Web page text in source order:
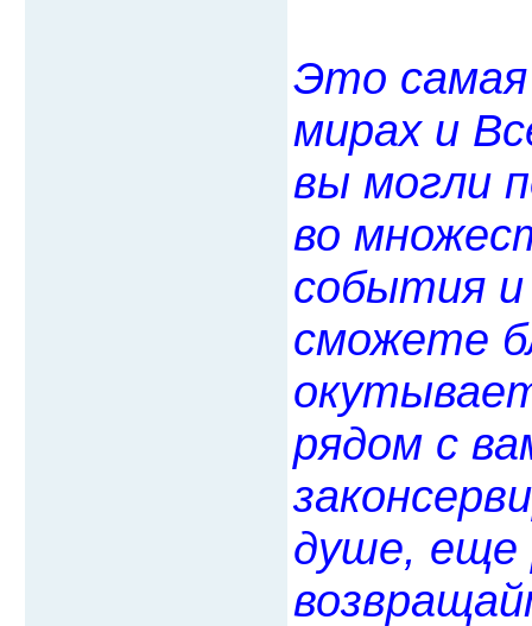
Это самая
мирах и
вы могли
во
события
сможете
рядом с
душе, еще